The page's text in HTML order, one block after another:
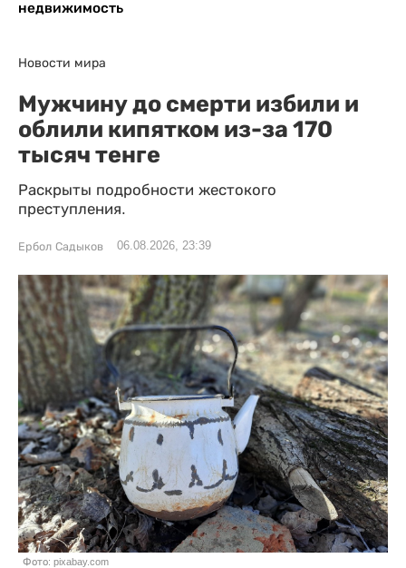
недвижимость
Новости мира
Мужчину до смерти избили и
облили кипятком из-за 170
тысяч тенге
Раскрыты подробности жестокого
преступления.
Ербол Садыков 06.08.2026, 23:39
Фото: pixabay.com